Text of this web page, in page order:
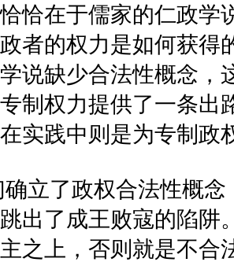
恰在于儒家的仁政学
者的权力是如何获得
说缺少合法性概念，
制权力提供了一条出
实践中则是为专制政
立了政权合法性概念
出了成王败寇的陷阱
之上，否则就是不合